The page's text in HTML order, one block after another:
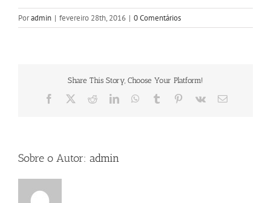
Poradmin | fevereiro 28th, 2016 | 0 Comentários
Share This Story, Choose Your Platform!
Facebook RedditLinkedInWhatsApp
Tumblr Pinterest
Vk
E-
Sobre o Autor: admin